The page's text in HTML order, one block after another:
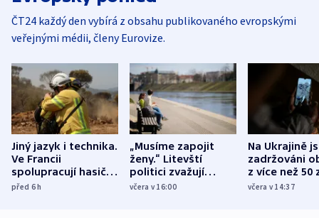
ČT24 každý den vybírá z obsahu publikovaného evropskými
veřejnými médii, členy Eurovize.
Jiný jazyk i technika.
Ve Francii
spolupracují hasiči z
různých zemí
před 6h
„Musíme zapojit
ženy.“ Litevští
politici zvažují
dohodu o
včera v 16:00
Na Ukrajině
zadržováni
z více než 50
Bojovali na
včera v 14:37